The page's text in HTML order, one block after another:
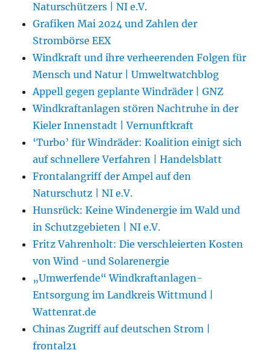
Naturschützers | NI e.V.
Grafiken Mai 2024 und Zahlen der
Strombörse EEX
Windkraft und ihre verheerenden Folgen für
Mensch und Natur | Umweltwatchblog
Appell gegen geplante Windräder | GNZ
Windkraftanlagen stören Nachtruhe in der
Kieler Innenstadt | Vernunftkraft
‘Turbo’ für Windräder: Koalition einigt sich
auf schnellere Verfahren | Handelsblatt
Frontalangriff der Ampel auf den
Naturschutz | NI e.V.
Hunsrück: Keine Windenergie im Wald und
in Schutzgebieten | NI e.V.
Fritz Vahrenholt: Die verschleierten Kosten
von Wind -und Solarenergie
„Umwerfende“ Windkraftanlagen-
Entsorgung im Landkreis Wittmund |
Wattenrat.de
Chinas Zugriff auf deutschen Strom |
frontal21